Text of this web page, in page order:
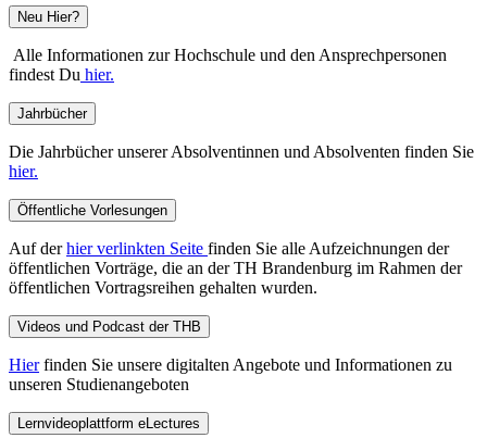
Neu Hier?
Alle Informationen zur Hochschule und den Ansprechpersonen
findest Du hier.
Jahrbücher
Die Jahrbücher unserer Absolventinnen und Absolventen finden Sie
hier.
Öffentliche Vorlesungen
Auf derhier verlinkten Seite finden Sie alle Aufzeichnungen der
öffentlichen Vorträge, die an der TH Brandenburg im Rahmen der
öffentlichen Vortragsreihen gehalten wurden.
Videos und Podcast der THB
Hierfinden Sie unsere digitalten Angebote und Informationen zu
unseren Studienangeboten
Lernvideoplattform eLectures